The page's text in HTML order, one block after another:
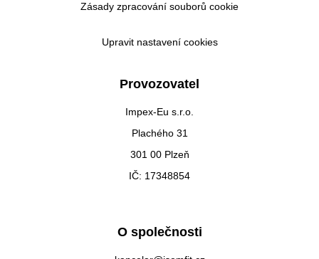
Zásady zpracování souborů cookie
Upravit nastavení cookies
Provozovatel
Impex-Eu s.r.o.
Plachého 31
301 00 Plzeň
IČ: 17348854
O společnosti